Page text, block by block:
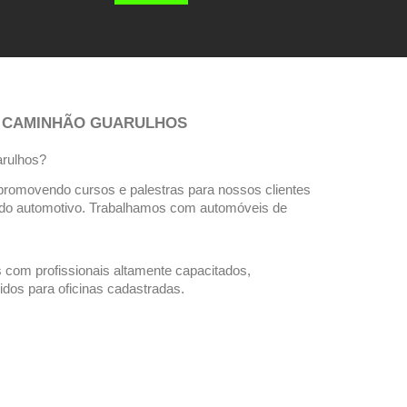
GUARULHOS
cursos e palestras para nossos clientes
automotivo. Trabalhamos com automóveis de
profissionais altamente capacitados,
para oficinas cadastradas.